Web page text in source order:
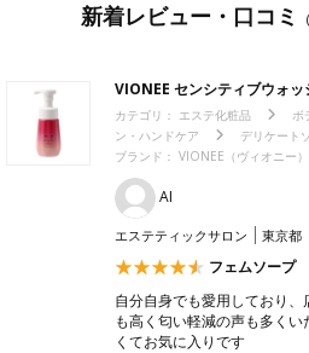
新着レビュー・口コミ
VIONEE センシティブウォ
カテゴリ： エステ化粧品
ボ
ン・ハンドケア
デリケート
ブランド： VIONEE（ヴィオニー）
AI
エステティックサロン 東京都
フェムソープ
自分自身でも愛用しており
も高く匂い軽減の声も多く
くてお気に入りです